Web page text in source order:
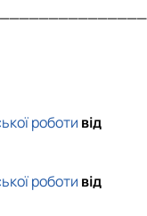
роботи від
роботи від